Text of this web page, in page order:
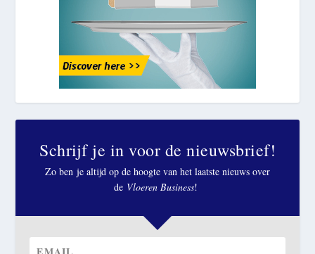
Schrijf je in voor de nieuwsbrief!
Zo ben je altijd op de hoogte van het laatste nieuws over
de Vloeren Business!